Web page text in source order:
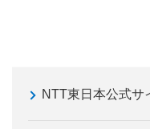
NTT東日本公式サ